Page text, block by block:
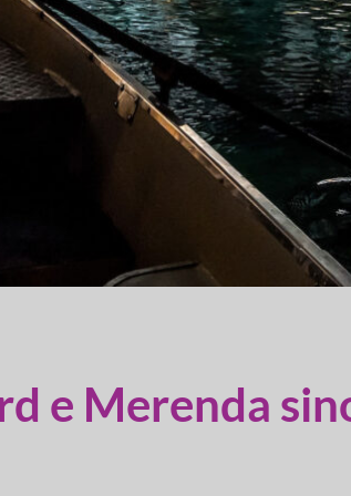
e Merenda